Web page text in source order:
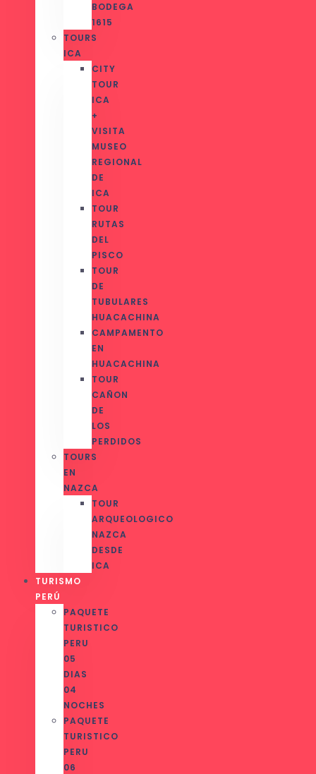
BODEGA
1615
TOURS
ICA
CITY
TOUR
ICA
+
VISITA
MUSEO
REGIONAL
DE
ICA
TOUR
RUTAS
DEL
PISCO
TOUR
DE
TUBULARES
HUACACHINA
CAMPAMENTO
EN
HUACACHINA
TOUR
CAÑON
DE
LOS
PERDIDOS
TOURS
EN
NAZCA
TOUR
ARQUEOLOGICO
NAZCA
DESDE
ICA
TURISMO
PERÚ
PAQUETE
TURISTICO
PERU
05
DIAS
04
NOCHES
PAQUETE
TURISTICO
PERU
06